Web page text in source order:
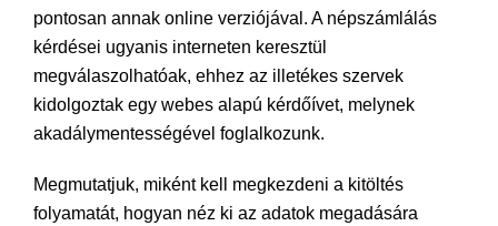
pontosan annak online verziójával. A népszámlálás
kérdései ugyanis interneten keresztül
megválaszolhatóak, ehhez az illetékes szervek
kidolgoztak egy webes alapú kérdőívet, melynek
akadálymentességével foglalkozunk.
Megmutatjuk, miként kell megkezdeni a kitöltés
folyamatát, hogyan néz ki az adatok megadására